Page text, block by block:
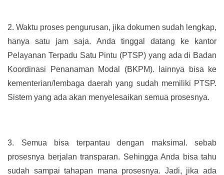
2. Waktu proses pengurusan, jika dokumen sudah lengkap,
hanya satu jam saja. Anda tinggal datang ke kantor
Pelayanan Terpadu Satu Pintu (PTSP) yang ada di Badan
Koordinasi Penanaman Modal (BKPM). lainnya bisa ke
kementerian/lembaga daerah yang sudah memiliki PTSP.
Sistem yang ada akan menyelesaikan semua prosesnya.
3.
Semua bisa terpantau dengan maksimal. sebab
prosesnya berjalan transparan. Sehingga Anda bisa tahu
sudah sampai tahapan mana prosesnya. Jadi, jika ada